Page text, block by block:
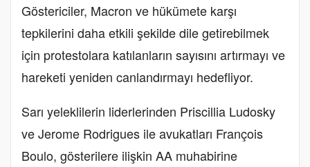
Göstericiler, Macron ve hükümete karşı
tepkilerini daha etkili şekilde dile getirebilmek
için protestolara katılanların sayısını artırmayı ve
hareketi yeniden canlandırmayı hedefliyor.
Sarı yeleklilerin liderlerinden Priscillia Ludosky
ve Jerome Rodrigues ile avukatları François
Boulo, gösterilere ilişkin AA muhabirine